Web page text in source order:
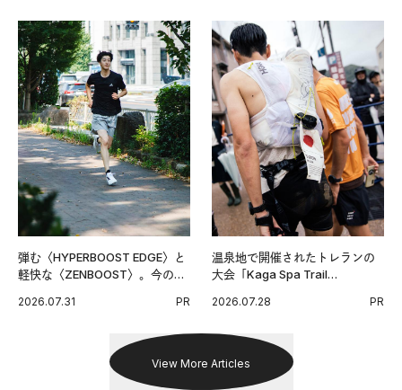
弾む〈HYPERBOOST EDGE〉と
軽快な〈ZENBOOST〉。今の時
出した新機軸。
2026.07.31 PR
温泉地で開催されたトレランの
大会「Kaga Spa Trail
戦を夢見るランナーたちの奮闘
2026.07.28 PR
View More Articles